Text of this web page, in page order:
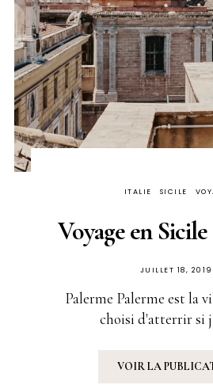
ITALIE SICILE
Voyage en
PUBLIÉ
JUILLET 18, 2019
Palerme Palerme est la
choisi d'atterrir si
VOIR LA